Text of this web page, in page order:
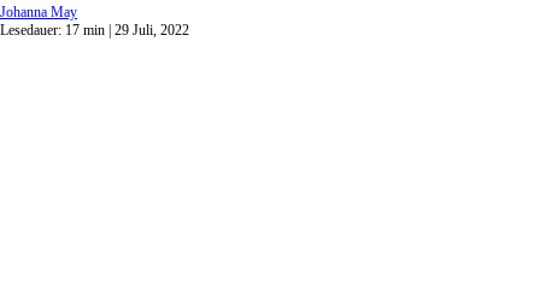
Johanna May
Lesedauer: 17 min | 29 Juli, 2022